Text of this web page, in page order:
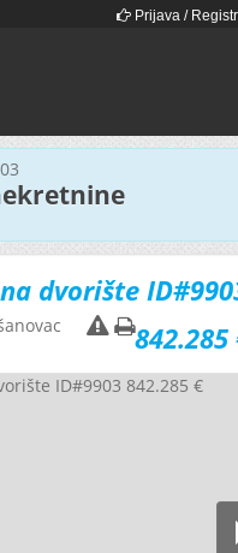
Prijava /
dvorište
842.285